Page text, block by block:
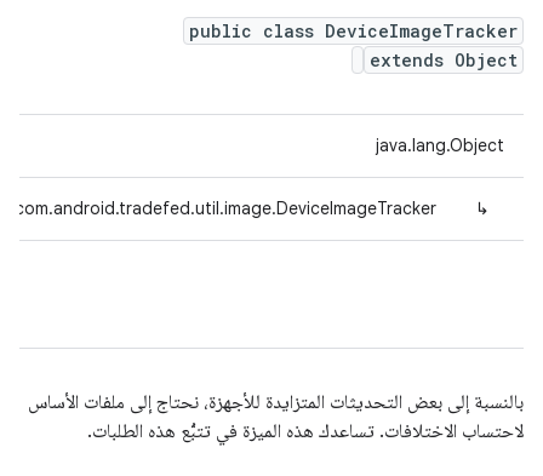
public class DeviceImageTracker
extends Object
java.lang.Object
↳
com.android.tradefed.util.image.DeviceImageTracker
بالنسبة إلى بعض التحديثات المتزايدة للأجهزة، نحتاج إلى ملفات الأساس
لاحتساب الاختلافات. تساعدك هذه الميزة في تتبُّع هذه الطلبات.